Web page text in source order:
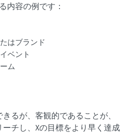
内容の例です：
はブランド
ベント
ム
るが、客観的であることが、
チし、Xの目標をより早く達成